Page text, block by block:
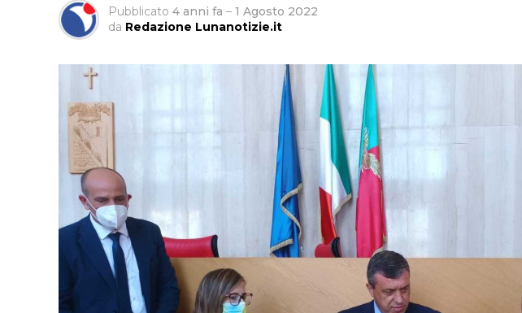
Pubblicato 4 anni fa – 1 Agosto 2022
da Redazione Lunanotizie.it